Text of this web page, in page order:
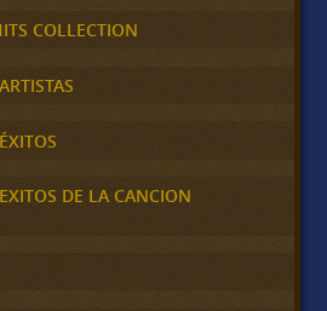
COLLECTION
DE LA CANCION